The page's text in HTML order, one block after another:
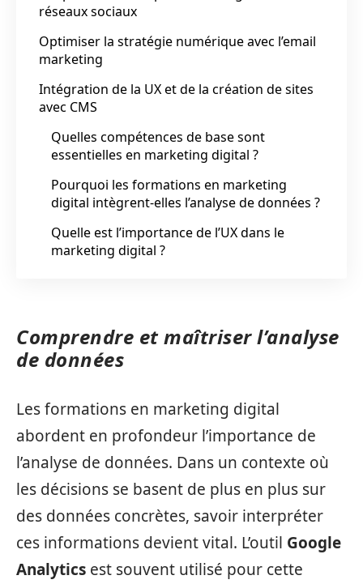
réseaux sociaux
Optimiser la stratégie numérique avec l’email
marketing
Intégration de la UX et de la création de sites
avec CMS
Quelles compétences de base sont
essentielles en marketing digital ?
Pourquoi les formations en marketing
digital intègrent-elles l’analyse de données ?
Quelle est l’importance de l’UX dans le
marketing digital ?
Comprendre et maîtriser l’analyse
de données
Les formations en marketing digital
abordent en profondeur l’importance de
l’analyse de données. Dans un contexte où
les décisions se basent de plus en plus sur
des données concrètes, savoir interpréter
ces informations devient vital. L’outil Google
Analytics est souvent utilisé pour cette